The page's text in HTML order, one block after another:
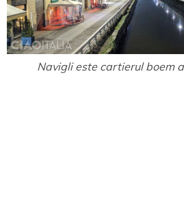
Navigli este cartierul boem